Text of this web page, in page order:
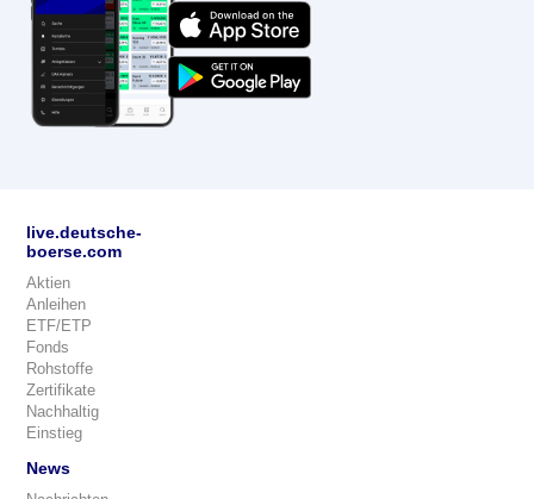
live.deutsche-
boerse.com
Aktien
Anleihen
ETF/ETP
Fonds
Rohstoffe
Zertifikate
Nachhaltig
Einstieg
News